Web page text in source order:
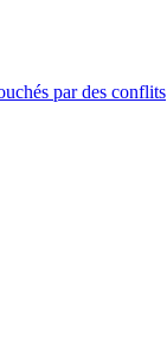
par des conflits